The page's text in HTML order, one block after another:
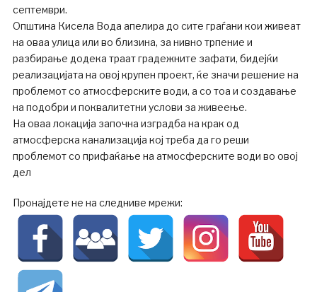
септември.
Општина Кисела Вода апелира до сите граѓани кои живеат
на оваа улица или во близина, за нивно трпение и
разбирање додека траат градежните зафати, бидејќи
реализацијата на овој крупен проект, ќе значи решение на
проблемот со атмосферските води, а со тоа и создавање
на подобри и поквалитетни услови за живеење.
На оваа локација започна изградба на крак од
атмосферска канализација кој треба да го реши
проблемот со прифаќање на атмосферските води во овој
дел
Пронајдете не на следниве мрежи: